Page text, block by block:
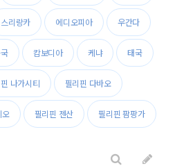
스리랑카 에디오피아 우간다
캄보디아 케냐 태국
나가시티 필리핀 다바오
오 필리핀 젠산 필리핀 팜팡가